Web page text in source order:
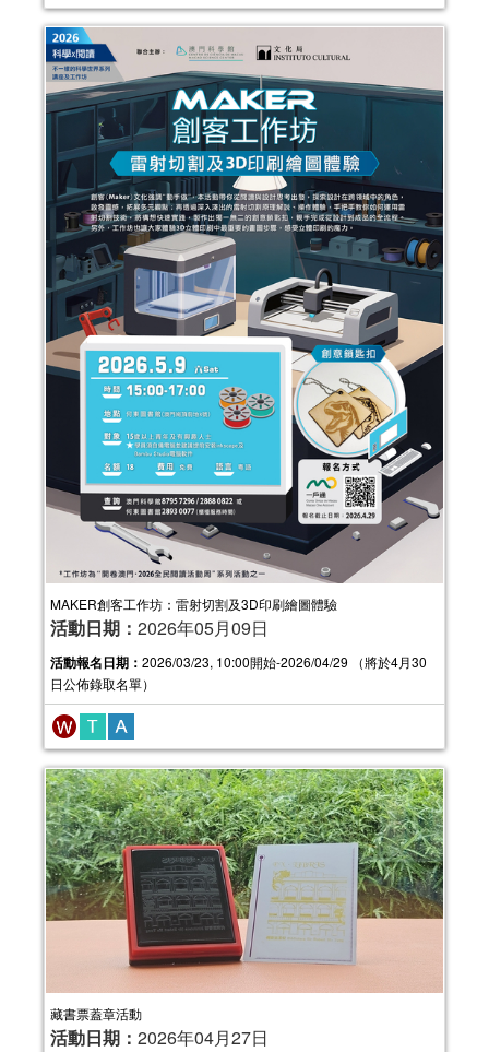
MAKER創客工作坊：雷射切割及3D印刷繪圖體驗
活動日期： 2026年05月09日
活動報名日期： 2026/03/23, 10:00開始-2026/04/29 （將於4月30
日公佈錄取名單）
藏書票蓋章活動
活動日期： 2026年04月27日